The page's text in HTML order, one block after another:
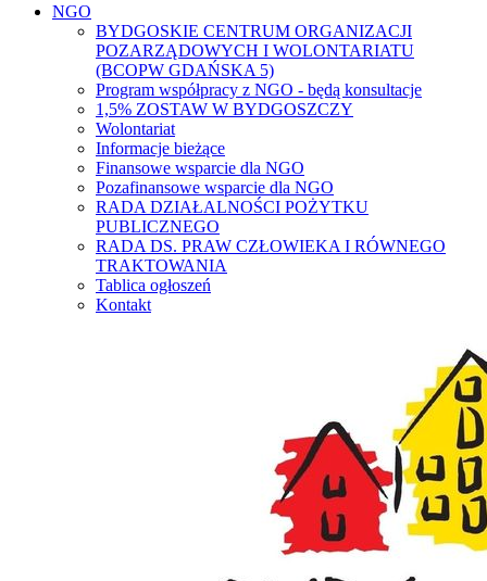
NGO
BYDGOSKIE CENTRUM ORGANIZACJI
POZARZĄDOWYCH I WOLONTARIATU
(BCOPW GDAŃSKA 5)
Program współpracy z NGO - będą konsultacje
1,5% ZOSTAW W BYDGOSZCZY
Wolontariat
Informacje bieżące
Finansowe wsparcie dla NGO
Pozafinansowe wsparcie dla NGO
RADA DZIAŁALNOŚCI POŻYTKU
PUBLICZNEGO
RADA DS. PRAW CZŁOWIEKA I RÓWNEGO
TRAKTOWANIA
Tablica ogłoszeń
Kontakt